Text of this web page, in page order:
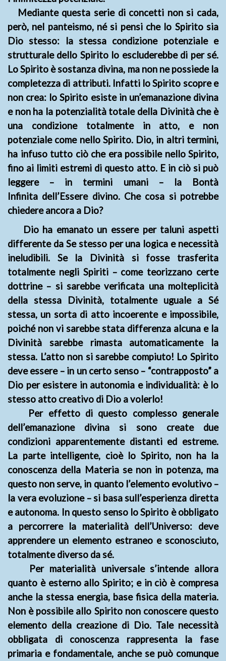
Mediante questa serie di concetti non si cada,
però, nel panteismo, né si pensi che lo Spirito sia
Dio stesso: la stessa condizione potenziale e
strutturale dello Spirito lo escluderebbe di per sé.
Lo Spirito è sostanza divina, ma non ne possiede la
completezza di attributi. Infatti lo Spirito scopre e
non crea: lo Spirito esiste in un’emanazione divina
e non ha la potenzialità totale della Divinità che è
una condizione totalmente in atto, e non
potenziale come nello Spirito. Dio, in altri termini,
ha infuso tutto ciò che era possibile nello Spirito,
fino ai limiti estremi di questo atto. E in ciò si può
leggere – in termini umani – la Bontà
Infinita dell’Essere divino. Che cosa si potrebbe
chiedere ancora a Dio?
Dio ha emanato un essere per taluni aspetti
differente da Se stesso per una logica e necessità
ineludibili. Se la Divinità si fosse trasferita
totalmente negli Spiriti – come teorizzano certe
dottrine – si sarebbe verificata una molteplicità
della stessa Divinità, totalmente uguale a Sé
stessa, un sorta di atto incoerente e impossibile,
poiché non vi sarebbe stata differenza alcuna e la
Divinità sarebbe rimasta automaticamente la
stessa. L’atto non si sarebbe compiuto! Lo Spirito
deve essere – in un certo senso – “contrapposto” a
Dio per esistere in autonomia e individualità: è lo
stesso atto creativo di Dio a volerlo!
Per effetto di questo complesso generale
dell’emanazione divina si sono create due
condizioni apparentemente distanti ed estreme.
La parte intelligente, cioè lo Spirito, non ha la
conoscenza della Materia se non in potenza, ma
questo non serve, in quanto l’elemento evolutivo –
la vera evoluzione – si basa sull’esperienza diretta
e autonoma. In questo senso lo Spirito è obbligato
a percorrere la materialità dell’Universo: deve
apprendere un elemento estraneo e sconosciuto,
totalmente diverso da sé.
Per materialità universale s’intende allora
quanto è esterno allo Spirito; e in ciò è compresa
anche la stessa energia, base fisica della materia.
Non è possibile allo Spirito non conoscere questo
elemento della creazione di Dio. Tale necessità
obbligata di conoscenza rappresenta la fase
primaria e fondamentale, anche se può comunque